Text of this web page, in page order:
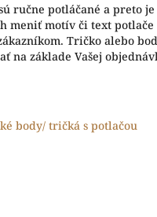
ručne potláčané a preto je
meniť motív či text potlače
Tričko alebo
na základe Vašej
body/ tričká s potlačou